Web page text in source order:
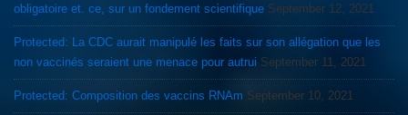
obligatoire et. ce, sur un fondement scientifique September 12, 2021
Protected: La CDC aurait manipulé les faits sur son allégation que les
non vaccinés seraient une menace pour autrui September 11, 2021
Protected: Composition des vaccins RNAm September 10, 2021